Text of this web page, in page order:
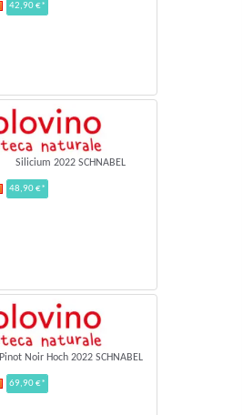
42,90 €*
Silicium 2022 SCHNABEL
48,90 €*
Pinot Noir Hoch 2022 SCHNABEL
69,90 €*